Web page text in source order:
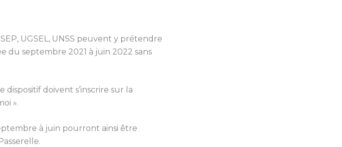
UGSEL, UNSS peuvent y prétendre
du septembre 2021 à juin 2022 sans
doivent s’inscrire sur la
».
à juin pourront ainsi être